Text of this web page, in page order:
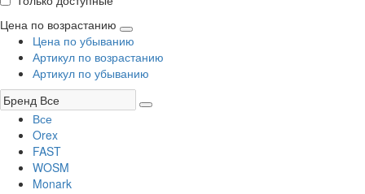
Цена по возрастанию
Цена по убыванию
Артикул по возрастанию
Артикул по убыванию
Все
Orex
FAST
WOSM
Monark